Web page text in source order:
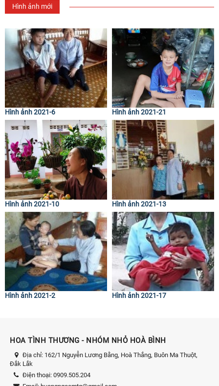
Hình ảnh mới
Hình ảnh 2021-6 Hình ảnh 2021-21
Hình ảnh 2021-10 Hình ảnh 2021-13
Hình ảnh 2021-2 Hình ảnh 2021-17
HOA TÌNH THƯƠNG - NHÓM NHỎ HOÀ BÌNH
Địa chỉ: 162/1 Nguyễn Lương Bằng, Hoà Thắng, Buôn Ma Thuột,
Đắk Lắk
Điện thoại: 0909.505.204